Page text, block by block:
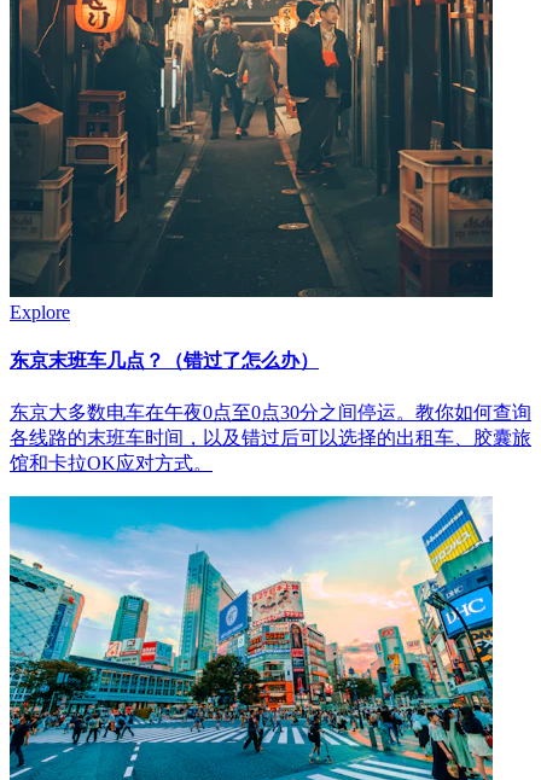
Explore
东京末班车几点？（错过了怎么办）
东京大多数电车在午夜0点至0点30分之间停运。教你如何查询
各线路的末班车时间，以及错过后可以选择的出租车、胶囊旅
馆和卡拉OK应对方式。